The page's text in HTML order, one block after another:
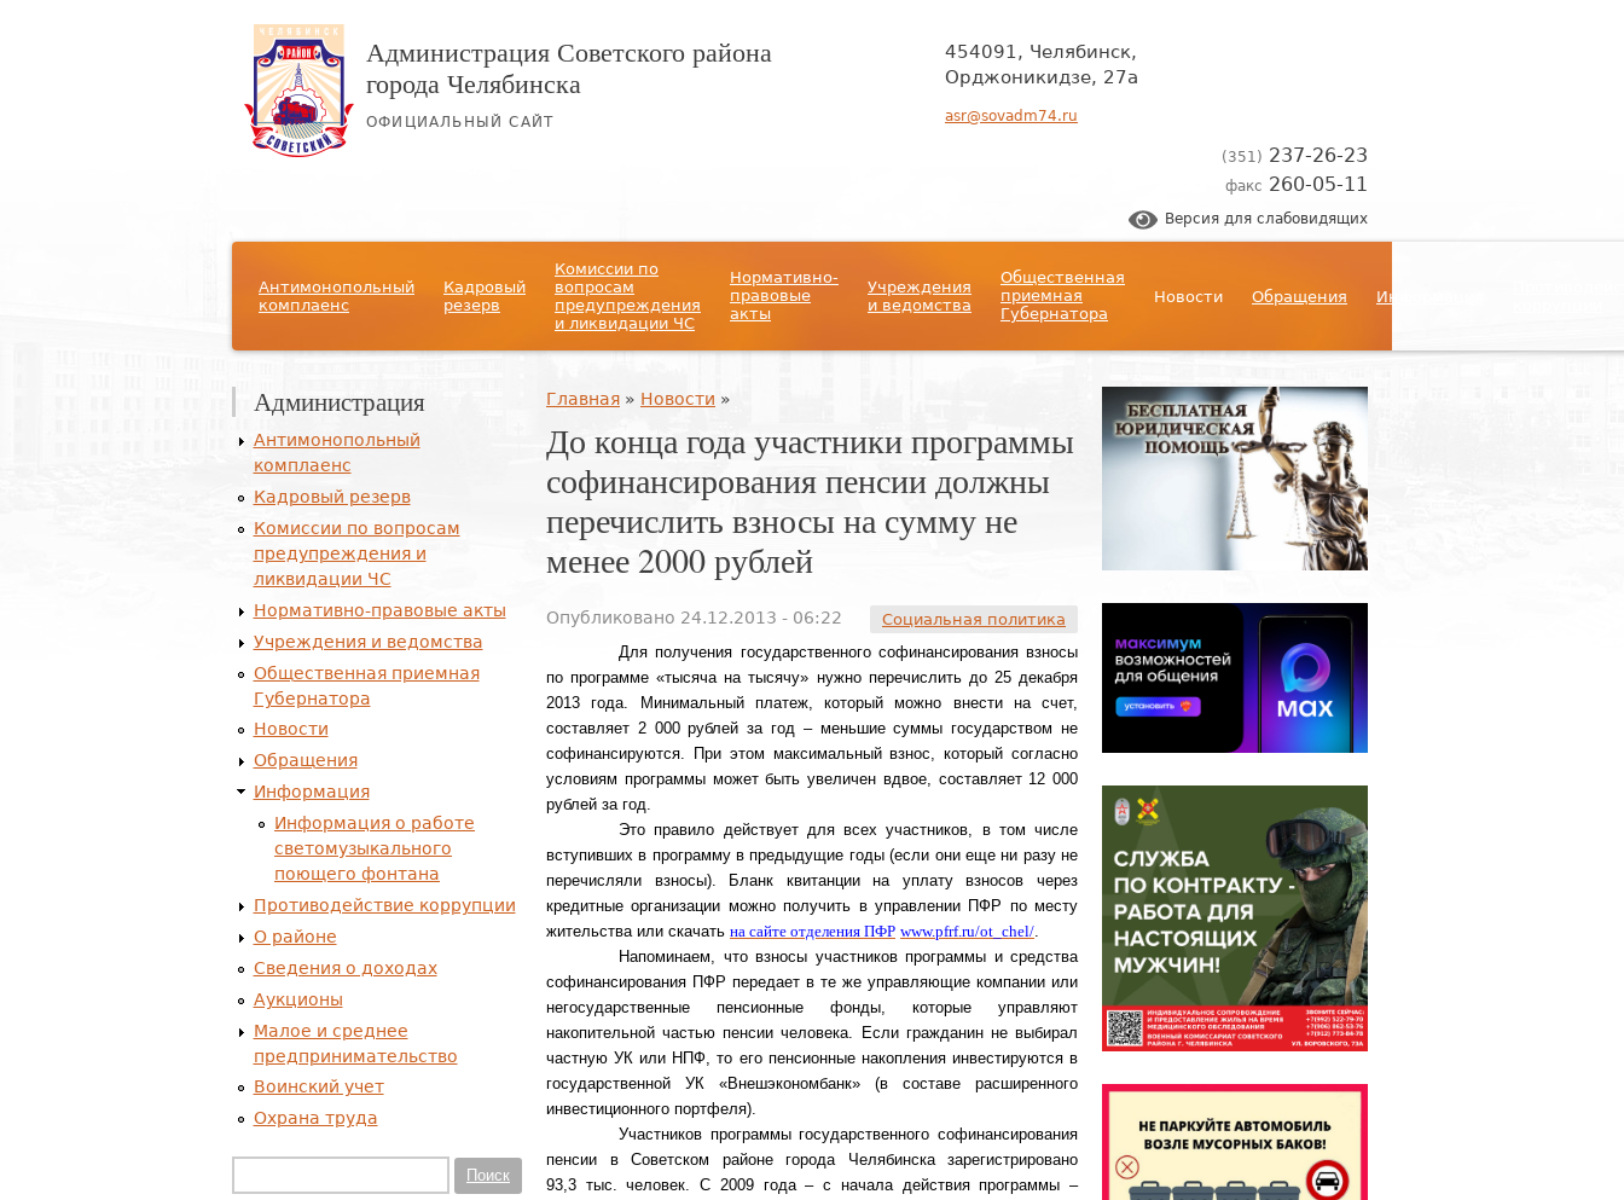
Администрация Советского района
города Челябинска
ОФИЦИАЛЬНЫЙ САЙТ
454091, Челябинск,
Орджоникидзе, 27а
asr@sovadm74.ru
(351) 237-26-23
факс 260-05-11
Версия для слабовидящих
Антимонопольный
комплаенс
Кадровый
резерв
Комиссии по
вопросам
предупреждения
и ликвидации ЧС
Нормативно-
правовые
акты
Учреждения
и ведомства
Общественная
приемная
Губернатора
Новости Обращения Информация
Вы здесь
Главная » Новости »
До конца года участники программы
софинансирования пенсии должны
перечислить взносы на сумму не
менее 2000 рублей
Опубликовано 24.12.2013 - 06:22
Социальная политика
Для получения государственного софинансирования взносы
по программе «тысяча на тысячу» нужно перечислить до 25 декабря
2013 года. Минимальный платеж, который можно внести на счет,
составляет 2 000 рублей за год – меньшие суммы государством не
софинансируются. При этом максимальный взнос, который согласно
условиям программы может быть увеличен вдвое, составляет 12 000
рублей за год.
Это правило действует для всех участников, в том числе
вступивших в программу в предыдущие годы (если они еще ни разу не
перечисляли взносы). Бланк квитанции на уплату взносов через
кредитные организации можно получить в управлении ПФР по месту
жительства или скачать на сайте отделения ПФР www.pfrf.ru/ot_chel/.
Напоминаем, что взносы участников программы и средства
софинансирования ПФР передает в те же управляющие компании или
негосударственные пенсионные фонды, которые управляют
накопительной частью пенсии человека. Если гражданин не выбирал
частную УК или НПФ, то его пенсионные накопления инвестируются в
государственной УК «Внешэкономбанк» (в составе расширенного
инвестиционного портфеля).
Участников программы государственного софинансирования
пенсии в Советском районе города Челябинска зарегистрировано
93,3 тыс. человек. С 2009 года – с начала действия программы –
Администрация
Антимонопольный
комплаенс
Кадровый резерв
Комиссии по вопросам
предупреждения и
ликвидации ЧС
Нормативно-правовые акты
Учреждения и ведомства
Общественная приемная
Губернатора
Новости
Обращения
Информация
Информация о работе
светомузыкального
поющего фонтана
Противодействие коррупции
О районе
Сведения о доходах
Аукционы
Малое и среднее
предпринимательство
Воинский учет
Охрана труда
Поиск